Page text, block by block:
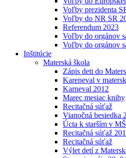
Voľby prezidenta
Voľby do NR SR
Referendum 2023
Voľby do orgánov
Voľby do orgánov
Inštitúcie
Materská škola
Zápis deti do
Kareneval v
Karneval 2012
Marec mesiac knihy
Recitačná súťaž
Vianočná besiedka
Úcta k starším v MŠ
Recitačná súťaž
Recitačná súťaž
Výlet detí z